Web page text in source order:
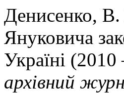
Денисенко, В.
Януковича
Україні
архівний